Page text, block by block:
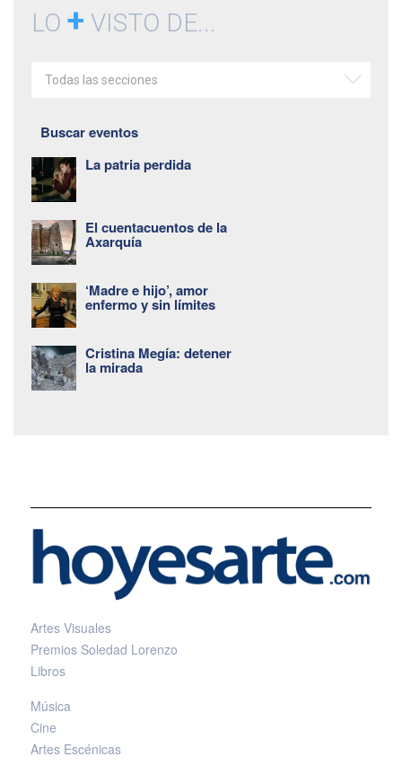
LO + VISTO DE...
Todas las secciones
Buscar eventos
La patria perdida
El cuentacuentos de la
Axarquía
‘Madre e hijo’, amor
enfermo y sin límites
Cristina Megía: detener
la mirada
Artes Visuales
Premios Soledad Lorenzo
Libros
Música
Cine
Artes Escénicas